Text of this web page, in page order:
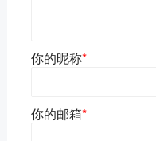
你的昵称*
你的邮箱*